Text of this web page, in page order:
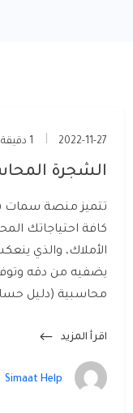
2022-11-27
الشجرة
تتميز منصة سمات
كافة احتياجاتك
الأملاك، والذي
يضفيه من دقه
محاسبية (دليل
اقرأ المزيد
Simaat Help